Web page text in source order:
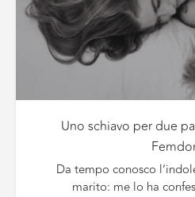
Uno schiavo per due
Da tempo conosco
marito: me lo ha